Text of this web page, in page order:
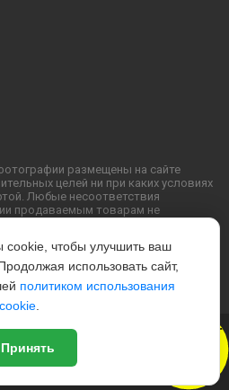
размещены на сайте
целей ни при каких условиях
Любые несоответствия
продаваемым товарам не
так как внешний вид и
графических материалов с сайта
администрацией USPORTS
чтобы улучшить ваш
использовать сайт,
политиком использования
cookie.
Принять
Новый
Дизайн